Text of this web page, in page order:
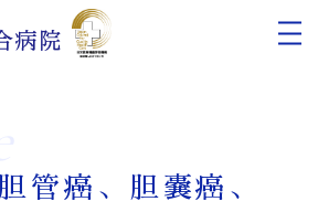
管癌、胆嚢癌、